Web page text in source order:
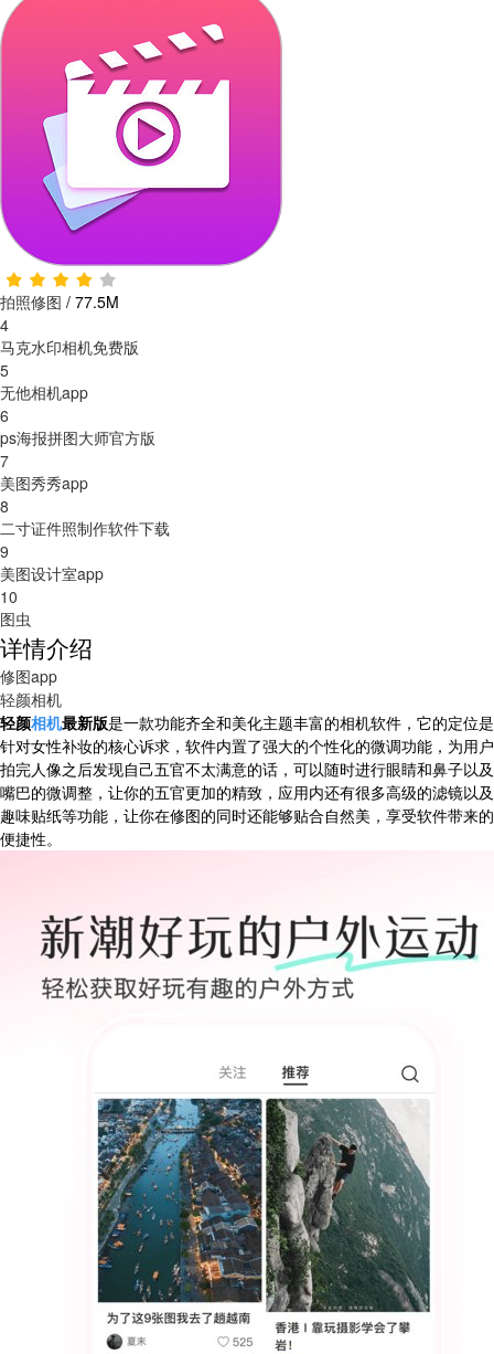
拍照修图 / 77.5M
4
马克水印相机免费版
5
无他相机app
6
ps海报拼图大师官方版
7
美图秀秀app
8
二寸证件照制作软件下载
9
美图设计室app
10
图虫
详情介绍
修图app
轻颜相机
轻颜相机最新版是一款功能齐全和美化主题丰富的相机软件，它的定位是
针对女性补妆的核心诉求，软件内置了强大的个性化的微调功能，为用户
拍完人像之后发现自己五官不太满意的话，可以随时进行眼睛和鼻子以及
嘴巴的微调整，让你的五官更加的精致，应用内还有很多高级的滤镜以及
趣味贴纸等功能，让你在修图的同时还能够贴合自然美，享受软件带来的
便捷性。